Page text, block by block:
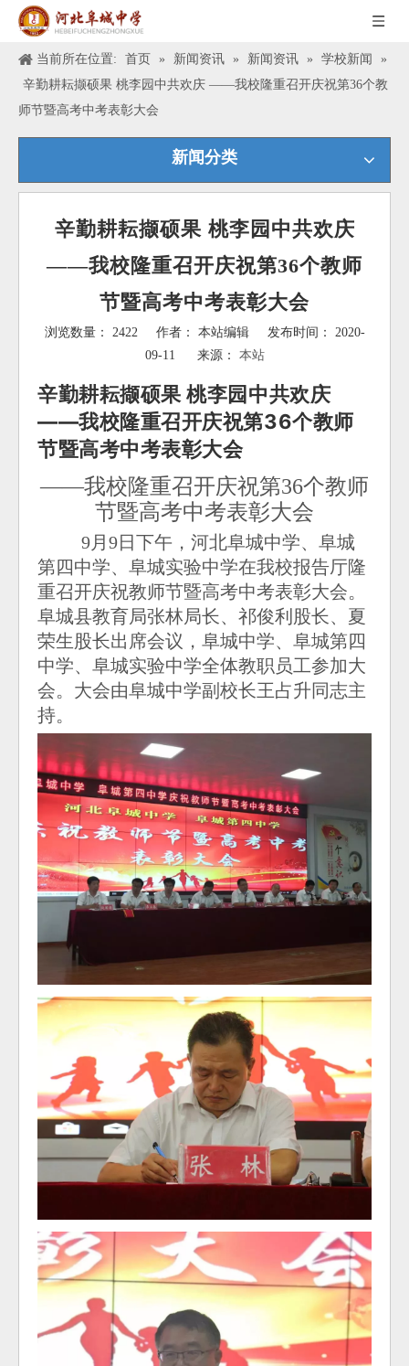
当前所在位置: 首页 » 新闻资讯 » 新闻资讯 » 学校新闻
»
辛勤耕耘撷硕果 桃李园中共欢庆 ——我校隆重召开庆祝第36个教
师节暨高考中考表彰大会
新闻分类
辛勤耕耘撷硕果 桃李园中共欢庆
——我校隆重召开庆祝第36个教师
节暨高考中考表彰大会
浏览数量： 2422作者： 本站编辑 发布时间： 2020-
09-11 来源： 本站
["wechat","weibo","qzone","douban","email"]
辛勤耕耘撷硕果 桃李园中共欢庆
——我校隆重召开庆祝第36个教师
节暨高考中考表彰大会
——我校隆重召开庆祝第36个教师
节暨高考中考表彰大会
9月9日下午，河北阜城中学、阜城
第四中学、阜城实验中学在我校报告厅隆
重召开庆祝教师节暨高考中考表彰大会。
阜城县教育局张林局长、祁俊利股长、夏
荣生股长出席会议，阜城中学、阜城第四
中学、阜城实验中学全体教职员工参加大
会。大会由阜城中学副校长王占升同志主
持。